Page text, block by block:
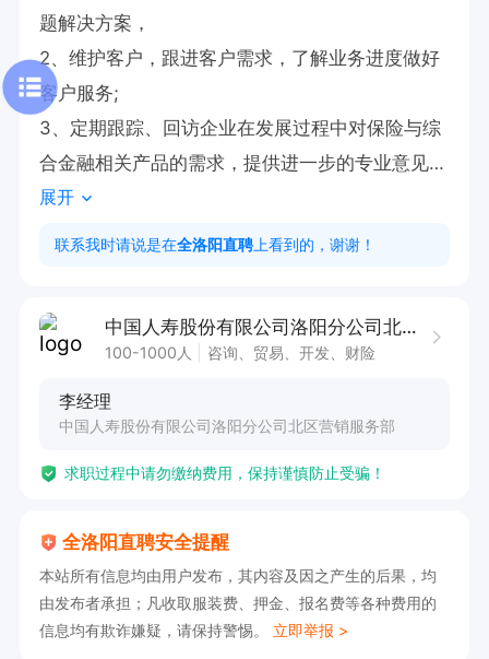
题解决方案，
2、维护客户，跟进客户需求，了解业务进度做好
客户服务;
3、定期跟踪、回访企业在发展过程中对保险与综
合金融相关产品的需求，提供进一步的专业意见，
开发新服务，与客户建立长期的合作关系
4、及时邀约客户来公司完善信息；
2: 学习能力强，普通话标准，执行能力强，良好
3: 努力奋斗，想努力赚钱的。
8:30-11:00 14:30—17:00
行政班六个小时制度周末休1.5天 法定节假日带薪
休假。（不加班，准时打卡下班）
展开
联系我时请说是在全洛阳直聘 上看到的，谢谢！
中国人寿股份有限公司洛阳分公司北区营销服务部
100-1000人 咨询、贸易、开发、财险
李经理
中国人寿股份有限公司洛阳分公司北区营销服务部
求职过程中请勿缴纳费用，保持谨慎防止受骗！
全洛阳直聘安全提醒
本站所有信息均由用户发布，其内容及因之产生的后果，均
由发布者承担；凡收取服装费、押金、报名费等各种费用的
信息均有欺诈嫌疑，请保持警惕。 立即举报 >